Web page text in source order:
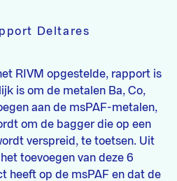
Deltares
RIVM opgestelde, rapport is
is om de metalen Ba, Co,
aan de msPAF-metalen,
om de bagger die op een
verspreid, te toetsen. Uit
toevoegen van deze 6
heeft op de msPAF en dat de